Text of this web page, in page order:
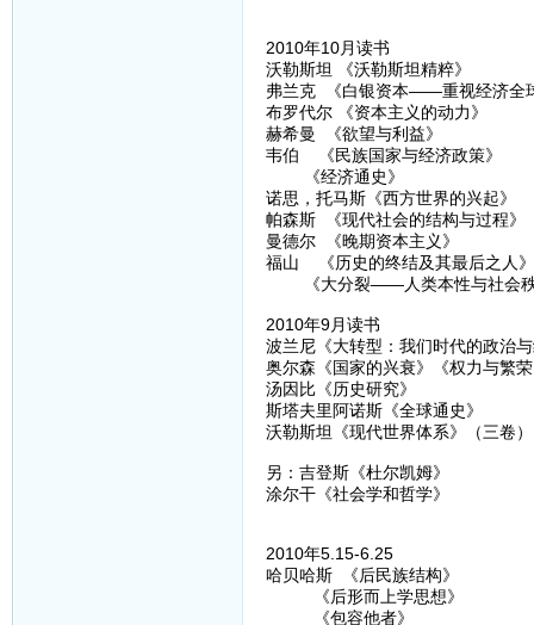
2010年10月读书
沃勒斯坦 《沃勒斯坦精粹》
弗兰克 《白银资本——重视经济全
布罗代尔 《资本主义的动力》
赫希曼 《欲望与利益》
韦伯 《民族国家与经济政策》
《经济通史》
诺思，托马斯《西方世界的兴起》
帕森斯 《现代社会的结构与过程》
曼德尔 《晚期资本主义》
福山 《历史的终结及其最后之人》
《大分裂——人类本性与社会秩
2010年9月读书
波兰尼《大转型：我们时代的政治
奥尔森《国家的兴衰》《权力与繁
汤因比《历史研究》
斯塔夫里阿诺斯《全球通史》
沃勒斯坦《现代世界体系》（三卷
另：吉登斯《杜尔凯姆》
涂尔干《社会学和哲学》
2010年5.15-6.25
哈贝哈斯 《后民族结构》
《后形而上学思想》
《包容他者》